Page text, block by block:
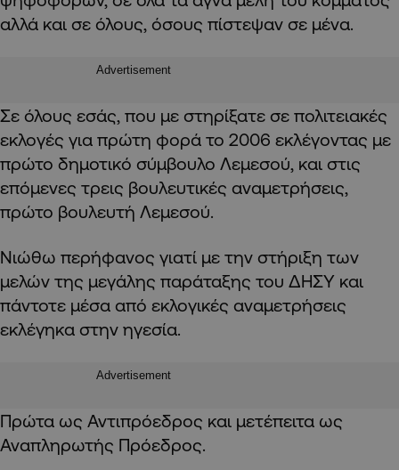
αλλά και σε όλους, όσους πίστεψαν σε μένα.
Advertisement
Σε όλους εσάς, που με στηρίξατε σε πολιτειακές
εκλογές για πρώτη φορά το 2006 εκλέγοντας με
πρώτο δημοτικό σύμβουλο Λεμεσού, και στις
επόμενες τρεις βουλευτικές αναμετρήσεις,
πρώτο βουλευτή Λεμεσού.
Νιώθω περήφανος γιατί με την στήριξη των
μελών της μεγάλης παράταξης του ΔΗΣΥ και
πάντοτε μέσα από εκλογικές αναμετρήσεις
εκλέγηκα στην ηγεσία.
Advertisement
Πρώτα ως Αντιπρόεδρος και μετέπειτα ως
Αναπληρωτής Πρόεδρος.